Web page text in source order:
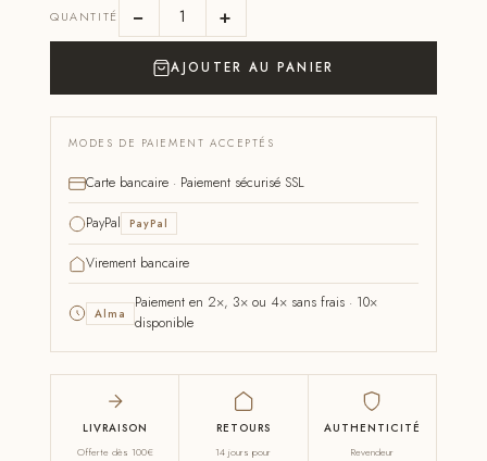
QUANTITÉ − +
AJOUTER AU PANIER
MODES DE PAIEMENT ACCEPTÉS
Carte bancaire · Paiement sécurisé SSL
PayPal PayPal
Virement bancaire
Alma
Paiement en 2×, 3× ou 4× sans frais · 10×
disponible
LIVRAISON
Offerte dès 100€
RETOURS
14 jours pour
AUTHENTICITÉ
Revendeur